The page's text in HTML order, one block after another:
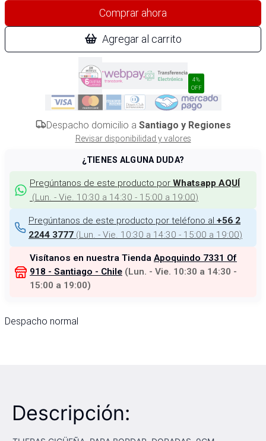
Comprar ahora
Agregar al carrito
4%
OFF
Despacho domicilio a Santiago y Regiones
Revisar disponibilidad y valores
¿TIENES ALGUNA DUDA?
Pregúntanos de este producto por Whatsapp AQUÍ
(Lun. - Vie. 10:30 a 14:30 - 15:00 a 19:00)
Pregúntanos de este producto por teléfono al +56 2
2244 3777 (Lun. - Vie. 10:30 a 14:30 - 15:00 a 19:00)
Visítanos en nuestra Tienda Apoquindo 7331 Of
918 - Santiago - Chile (Lun. - Vie. 10:30 a 14:30 -
15:00 a 19:00)
Despacho normal
Descripción: